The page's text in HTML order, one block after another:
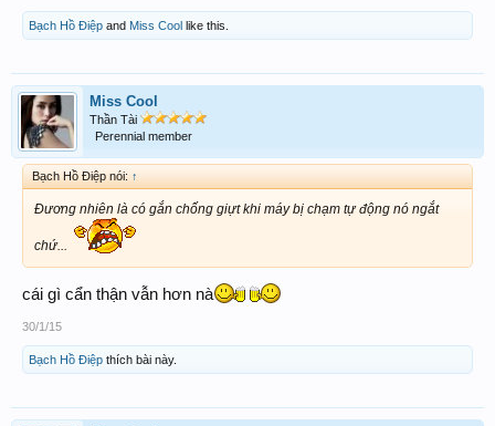
Bạch Hồ Điệp and Miss Cool like this.
Miss Cool
Thần Tài
Perennial member
Bạch Hồ Điệp nói: ↑
Đương nhiên là có gắn chống giựt khi máy bị chạm tự động nó ngắt
chứ...
cái gì cẩn thận vẫn hơn nà
30/1/15
Bạch Hồ Điệp thích bài này.